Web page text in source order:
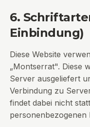
6.
Einbindung)
Diese Website
„Montserrat". Diese
Server ausgeliefert
Verbindung zu
findet dabei nicht
personenbezogenen